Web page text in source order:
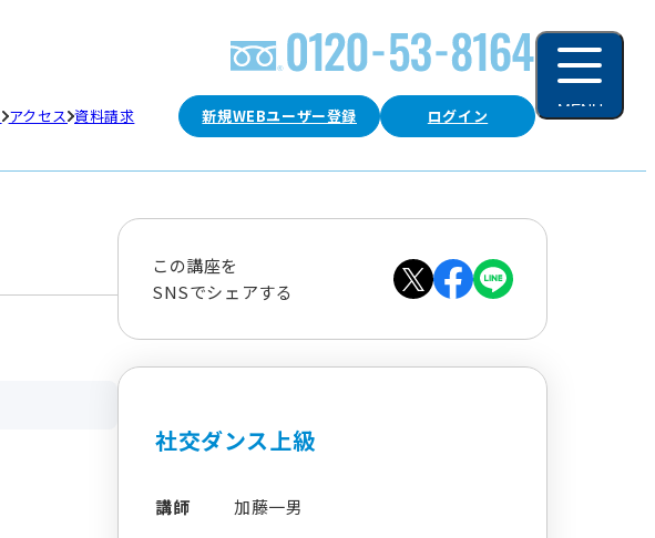
新規WEBユーザー登録 ログイン
アクセス 資料請求 MENU
この講座を
SNSでシェアする
社交ダンス上級
講師
加藤一男